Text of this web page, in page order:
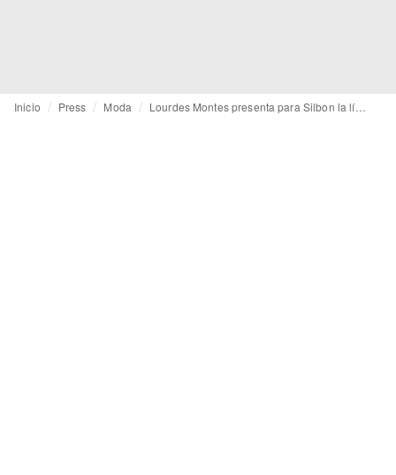
Inicio Press Moda Lourdes Montes presenta para Silbon la línea de bolsos más solidaria del mercado